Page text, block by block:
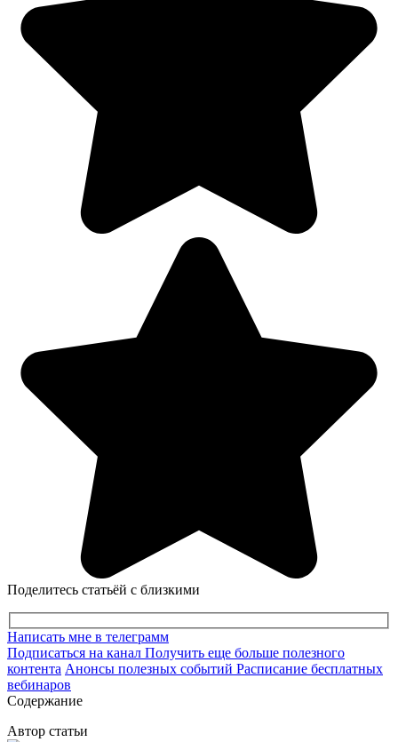
Поделитесь статьёй с близкими
Написать мне в телеграмм
Подписаться на канал Получить еще больше полезного
контента Анонсы полезных событий Расписание бесплатных
вебинаров
Содержание
Автор статьи